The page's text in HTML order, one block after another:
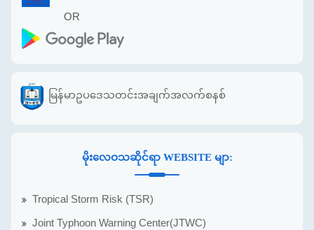
OR
မြန်မာဥပဒေသတင်းအချက်အလက်စနစ်
မိုးလေဝသဆိုင်ရာ WEBSITE မျာ:
Tropical Storm Risk (TSR)
Joint Typhoon Warning Center(JTWC)